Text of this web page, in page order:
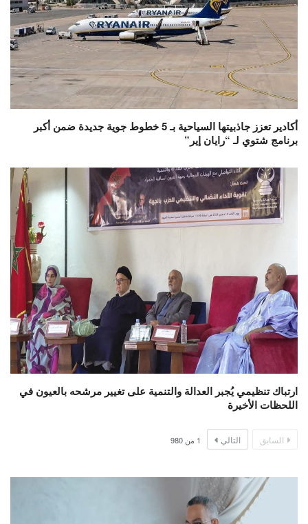
أكادير تعزز جاذبيتها السياحية بـ 5 خطوط جوية جديدة ضمن أكبر
برنامج شتوي لـ “رايان إير”
ارتباك تنظيمي يُجبر العدالة والتنمية على تغيير مرشحه بالعيون في
اللحظات الأخيرة
السابق التالي 1 من 980